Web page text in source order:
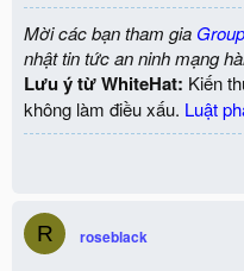
Mời các bạn tham gia
nhật tin tức an ninh mạng
Lưu ý từ WhiteHat: Kiến
không làm điều xấu. Luật
R roseblack